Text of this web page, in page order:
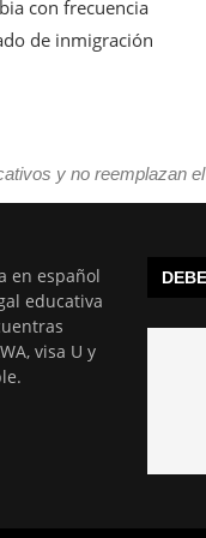
con frecuencia
de inmigración
y no reemplazan
en español
educativa
visa U y